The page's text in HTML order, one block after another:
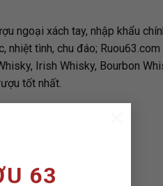
63
ngoại xách tay, nhập khẩu
nhiệt tình, chu đáo; Ruou63.com
Irish Whisky, Bourbon
tốt nhất.